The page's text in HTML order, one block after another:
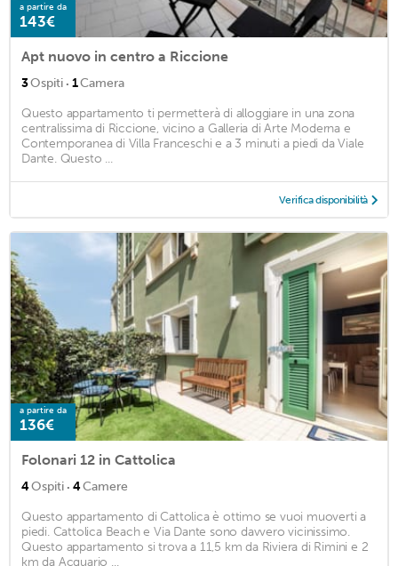
a partire da
143€
Apt nuovo in centro a Riccione
3Ospiti · 1Camera
Questo appartamento ti permetterà di alloggiare in una zona
centralissima di Riccione, vicino a Galleria di Arte Moderna e
Contemporanea di Villa Franceschi e a 3 minuti a piedi da Viale
Dante. Questo ...
Verifica disponibilità
a partire da
136€
Folonari 12 in Cattolica
4Ospiti · 4Camere
Questo appartamento di Cattolica è ottimo se vuoi muoverti a
piedi. Cattolica Beach e Via Dante sono davvero vicinissimo.
Questo appartamento si trova a 11,5 km da Riviera di Rimini e 2
km da Acquario ...